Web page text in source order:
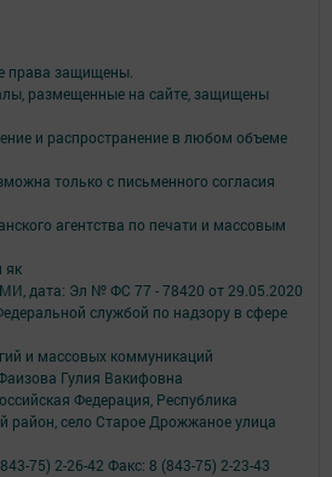
права защищены.
размещенные на сайте, защищены
и распространение в любом объеме
только с письменного согласия
агентства по печати и массовым
як
дата: Эл № ФС 77 - 78420 от 29.05.2020
службой по надзору в сфере
и массовых коммуникаций
Гулия Вакифовна
Федерация, Республика
район, село Старое Дрожжаное улица
75) 2-26-42 Факс: 8 (843-75) 2-23-43